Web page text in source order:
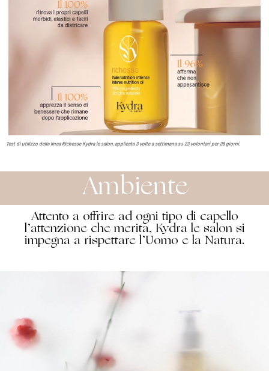
Test di utilizzo della linea Richesse Kydra le salon, applicata 3 volte a settimana su 23 volontari per 28 giorni.
Ambiente
Attento a offrire ad ogni tipo di capello
l’attenzione che merita, Kydra le salon si
impegna a rispettare l’Uomo e la Natura.